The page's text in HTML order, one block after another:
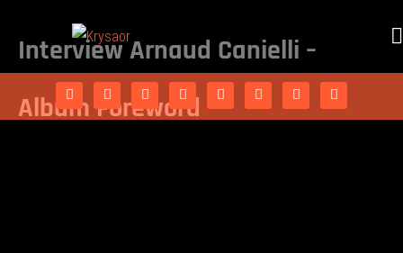
Interview Arnaud Canielli –
Album Foreword